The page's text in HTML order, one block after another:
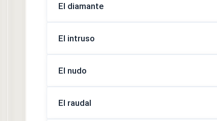
El diamante
El intruso
El nudo
El raudal